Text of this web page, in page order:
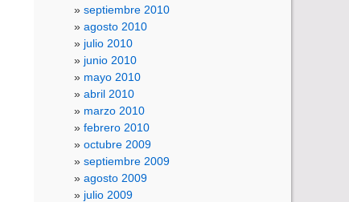
septiembre 2010
agosto 2010
julio 2010
junio 2010
mayo 2010
abril 2010
marzo 2010
febrero 2010
octubre 2009
septiembre 2009
agosto 2009
julio 2009